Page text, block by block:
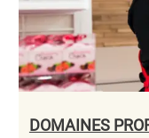
DOMAINES